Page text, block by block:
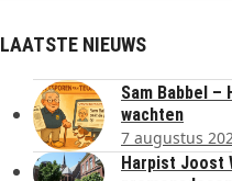
LAATSTE NIEUWS
Sam Babbel
wachten
7 augustus
Harpist Joost